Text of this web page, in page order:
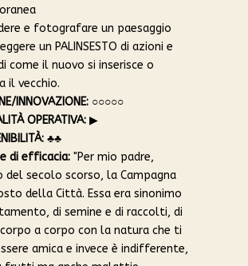
e fotografare un paesaggio
un PALINSESTO di azioni e
come il nuovo si inserisce o
il vecchio.
INNOVAZIONE: ○○○○○
OPERATIVA: ▶︎
♣︎♣︎
di efficacia: "Per mio padre,
del secolo scorso, la Campagna
della Città. Essa era sinonimo
di semine e di raccolti, di
a corpo con la natura che ti
amica e invece è indifferente,